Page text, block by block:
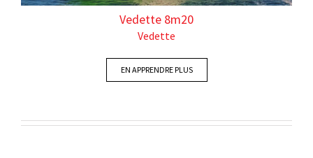
Vedette 8m20
Vedette
EN APPRENDRE PLUS